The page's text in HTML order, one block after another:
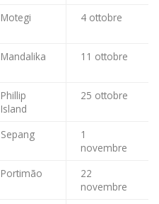
Motegi 4 ottobre
Mandalika 11 ottobre
Phillip
Island
25 ottobre
Sepang
1
novembre
Portimão
22
novembre